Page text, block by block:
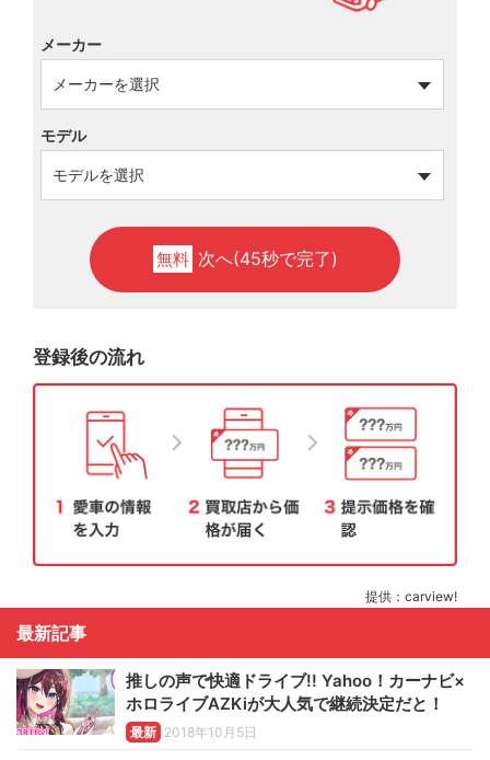
メーカー
モデル
無料 次へ(45秒で完了)
登録後の流れ
提供：carview!
最新記事
推しの声で快適ドライブ!! Yahoo！カーナビ×
ホロライブAZKiが大人気で継続決定だと！
最新 2018年10月5日